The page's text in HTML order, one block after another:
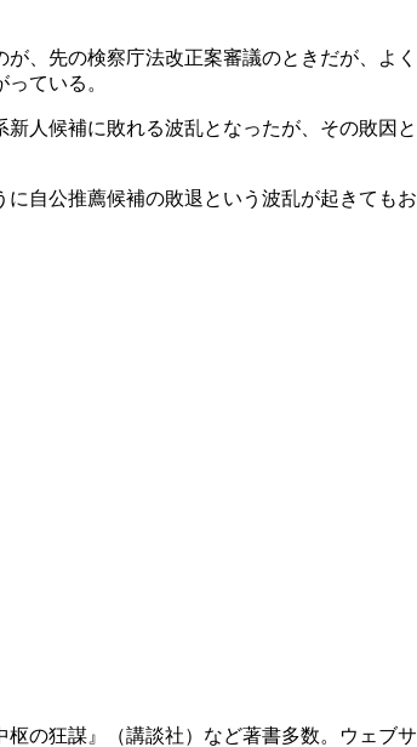
、先の検察庁法改正案審議のときだが、よく
ている。
人候補に敗れる波乱となったが、その敗因と
自公推薦候補の敗退という波乱が起きてもお
の狂謀』（講談社）など著書多数。ウェブサ